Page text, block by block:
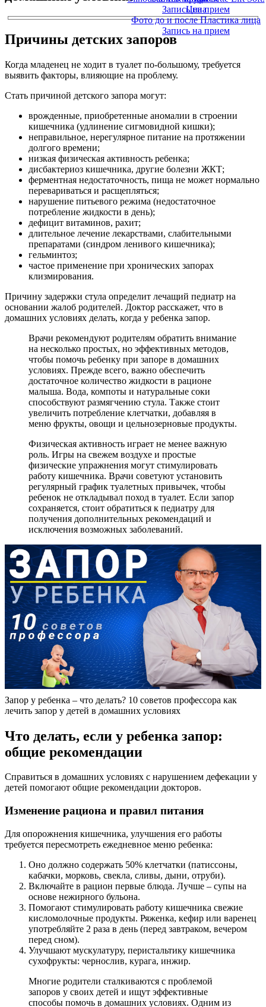
Цена
Фото до и после Пластика лица
Запись на прием
Запись на прием
Причины детских запоров
Когда младенец не ходит в туалет по-большому, требуется
выявить факторы, влияющие на проблему.
Стать причиной детского запора могут:
врожденные, приобретенные аномалии в строении
кишечника (удлинение сигмовидной кишки);
неправильное, нерегулярное питание на протяжении
долгого времени;
низкая физическая активность ребенка;
дисбактериоз кишечника, другие болезни ЖКТ;
ферментная недостаточность, пища не может нормально
перевариваться и расщепляться;
нарушение питьевого режима (недостаточное
потребление жидкости в день);
дефицит витаминов, рахит;
длительное лечение лекарствами, слабительными
препаратами (синдром ленивого кишечника);
гельминтоз;
частое применение при хронических запорах
клизмирования.
Причину задержки стула определит лечащий педиатр на
основании жалоб родителей. Доктор расскажет, что в
домашних условиях делать, когда у ребенка запор.
Врачи рекомендуют родителям обратить внимание
на несколько простых, но эффективных методов,
чтобы помочь ребенку при запоре в домашних
условиях. Прежде всего, важно обеспечить
достаточное количество жидкости в рационе
малыша. Вода, компоты и натуральные соки
способствуют размягчению стула. Также стоит
увеличить потребление клетчатки, добавляя в
меню фрукты, овощи и цельнозерновые продукты.
Физическая активность играет не менее важную
роль. Игры на свежем воздухе и простые
физические упражнения могут стимулировать
работу кишечника. Врачи советуют установить
регулярный график туалетных привычек, чтобы
ребенок не откладывал поход в туалет. Если запор
сохраняется, стоит обратиться к педиатру для
получения дополнительных рекомендаций и
исключения возможных заболеваний.
Запор у ребенка – что делать? 10 советов профессора как
лечить запор у детей в домашних условиях
Что делать, если у ребенка запор:
общие рекомендации
Справиться в домашних условиях с нарушением дефекации у
детей помогают общие рекомендации докторов.
Изменение рациона и правил питания
Для опорожнения кишечника, улучшения его работы
требуется пересмотреть ежедневное меню ребенка:
Оно должно содержать 50% клетчатки (патиссоны,
кабачки, морковь, свекла, сливы, дыни, отруби).
Включайте в рацион первые блюда. Лучше – супы на
основе нежирного бульона.
Помогают стимулировать работу кишечника свежие
кисломолочные продукты. Ряженка, кефир или варенец
употребляйте 2 раза в день (перед завтраком, вечером
перед сном).
Улучшают мускулатуру, перистальтику кишечника
сухофрукты: чернослив, курага, инжир.
Многие родители сталкиваются с проблемой
запоров у своих детей и ищут эффективные
способы помочь в домашних условиях. Одним из